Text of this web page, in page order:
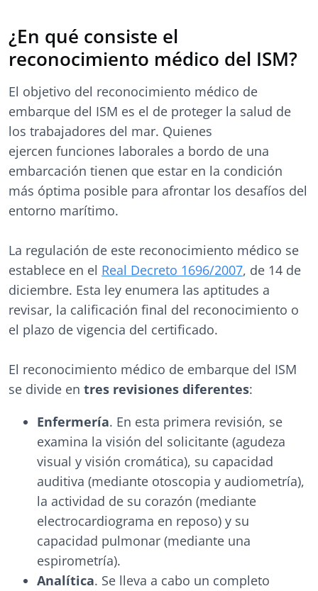
¿En qué consiste el
reconocimiento médico del ISM?
El objetivo del reconocimiento médico de
embarque del ISM es el de proteger la salud de
los trabajadores del mar. Quienes
ejercen funciones laborales a bordo de una
embarcación tienen que estar en la condición
más óptima posible para afrontar los desafíos del
entorno marítimo.
La regulación de este reconocimiento médico se
establece en el Real Decreto 1696/2007, de 14 de
diciembre. Esta ley enumera las aptitudes a
revisar, la calificación final del reconocimiento o
el plazo de vigencia del certificado.
El reconocimiento médico de embarque del ISM
se divide en tres revisiones diferentes:
Enfermería. En esta primera revisión, se
examina la visión del solicitante (agudeza
visual y visión cromática), su capacidad
auditiva (mediante otoscopia y audiometría),
la actividad de su corazón (mediante
electrocardiograma en reposo) y su
capacidad pulmonar (mediante una
espirometría).
Analítica. Se lleva a cabo un completo